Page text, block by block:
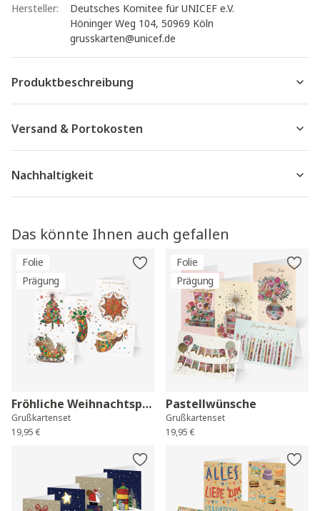
Hersteller:
Deutsches Komitee für UNICEF e.V.
Höninger Weg 104, 50969 Köln
grusskarten@unicef.de
Produktbeschreibung
Versand & Portokosten
Nachhaltigkeit
Das könnte Ihnen auch gefallen
Folie
Prägung
Fröhliche Weihnachtspost
Grußkartenset
19,95 €
Folie
Prägung
Pastellwünsche
Grußkartenset
19,95 €